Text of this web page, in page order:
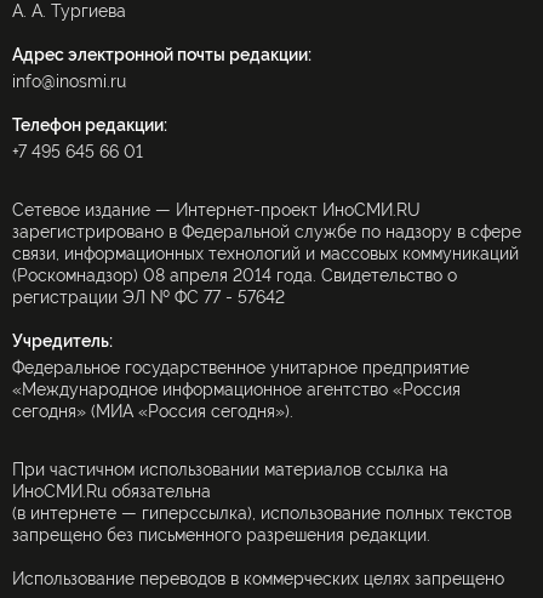
А. А. Тургиева
Адрес электронной почты редакции:
info@inosmi.ru
Телефон редакции:
+7 495 645 66 01
Сетевое издание — Интернет-проект ИноСМИ.RU
зарегистрировано в Федеральной службе по надзору в сфере
связи, информационных технологий и массовых коммуникаций
(Роскомнадзор) 08 апреля 2014 года. Свидетельство о
регистрации ЭЛ № ФС 77 - 57642
Учредитель:
Федеральное государственное унитарное предприятие
«Международное информационное агентство «Россия
сегодня» (МИА «Россия сегодня»).
При частичном использовании материалов ссылка на
ИноСМИ.Ru обязательна
(в интернете — гиперссылка), использование полных текстов
запрещено без письменного разрешения редакции.
Использование переводов в коммерческих целях запрещено